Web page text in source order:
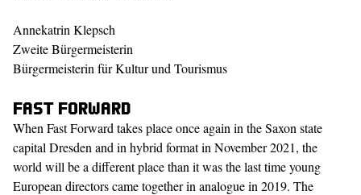
Annekatrin Klepsch
Zweite Bürgermeisterin
Bürgermeisterin für Kultur und Tourismus
Fast Forward
When Fast Forward takes place once again in the Saxon state
capital Dresden and in hybrid format in November 2021, the
world will be a different place than it was the last time young
European directors came together in analogue in 2019. The